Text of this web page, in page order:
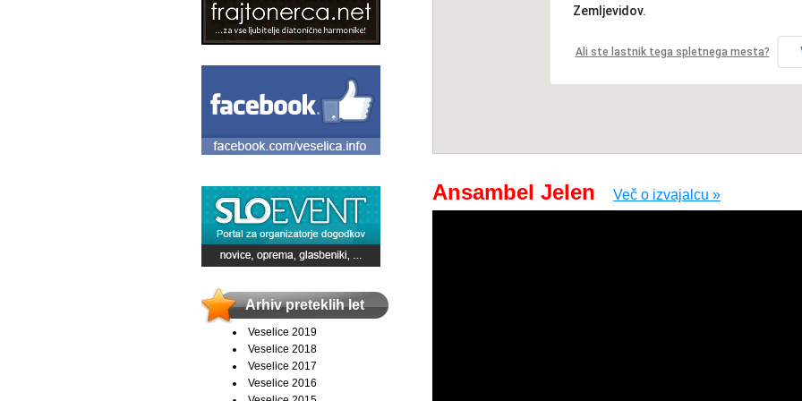
Arhiv preteklih let
Veselice 2019
Veselice 2018
Veselice 2017
Veselice 2016
Zemljevidov.
Ali ste lastnik tega spletnega mesta?
Ansambel Jelen Več o izvajalcu »